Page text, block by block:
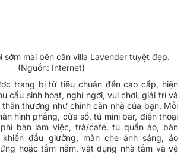
sớm mai bên căn villa Lavender tuyệt đẹp.
(Nguồn: Internet)
trang bị từ tiêu chuẩn đến cao cấp, hiện
cầu sinh hoạt, nghỉ ngơi, vui chơi, giải trí và
thương như chính căn nhà của bạn. Mỗi
hình phẳng, cửa sổ, tủ mini bar, điện thoại
bàn làm việc, trà/café, tủ quần áo, bàn
đầu giường, màn che ánh sáng, áo
hoặc tắm nằm, vật dụng nhà tắm và vệ